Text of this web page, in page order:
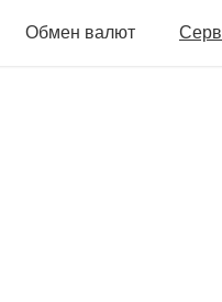
Обмен валют